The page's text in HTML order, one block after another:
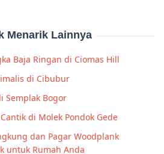
Menarik Lainnya
Baja Ringan di Ciomas Hill
di Cibubur
Semplak Bogor
di Molek Pondok Gede
dan Pagar Woodplank
untuk Rumah Anda